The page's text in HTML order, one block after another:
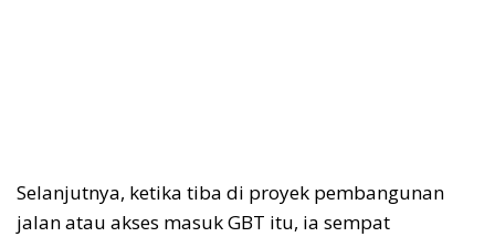
Selanjutnya, ketika tiba di proyek pembangunan
jalan atau akses masuk GBT itu, ia sempat